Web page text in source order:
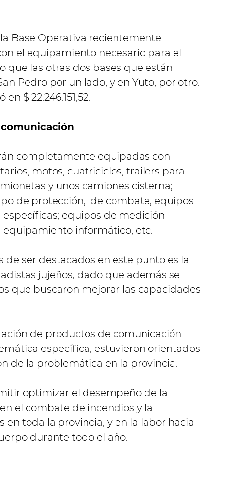
Base Operativa recientemente
el equipamiento necesario para el
que las otras dos bases que están
Pedro por un lado, y en Yuto, por otro.
$ 22.246.151,52.
completamente equipadas con
motos, cuatriciclos, trailers para
y unos camiones cisterna;
de protección, de combate, equipos
equipos de medición
informático, etc.
ser destacados en este punto es la
jujeños, dado que además se
que buscaron mejorar las capacidades
de productos de comunicación
específica, estuvieron orientados
de la problemática en la provincia.
optimizar el desempeño de la
el combate de incendios y la
toda la provincia, y en la labor hacia
durante todo el año.